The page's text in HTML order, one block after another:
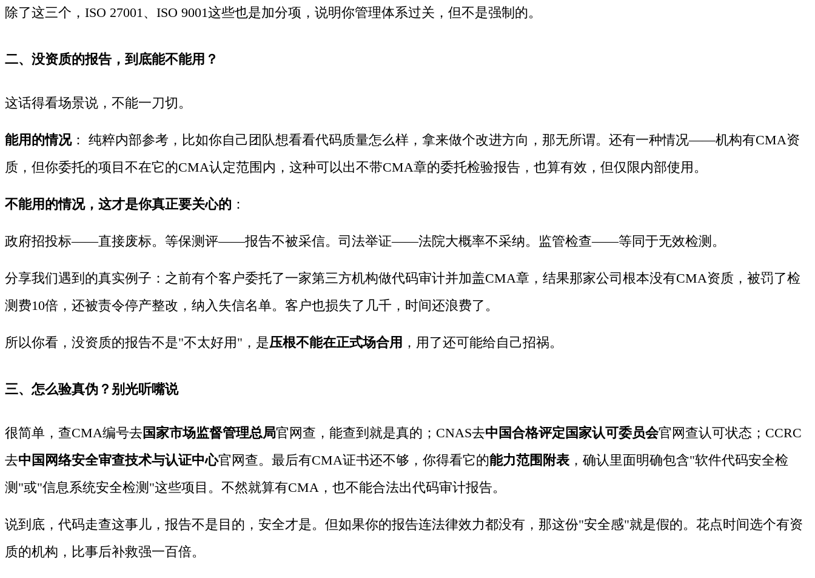
除了这三个，ISO 27001、ISO 9001这些也是加分项，说明你管理体系过关，但不是强制的。
二、没资质的报告，到底能不能用？
这话得看场景说，不能一刀切。
能用的情况： 纯粹内部参考，比如你自己团队想看看代码质量怎么样，拿来做个改进方向，那无所谓。还有一种情况——机构有CMA资
质，但你委托的项目不在它的CMA认定范围内，这种可以出不带CMA章的委托检验报告，也算有效，但仅限内部使用。
不能用的情况，这才是你真正要关心的 ：
政府招投标——直接废标。等保测评——报告不被采信。司法举证——法院大概率不采纳。监管检查——等同于无效检测。
分享我们遇到的真实例子：之前有个客户委托了一家第三方机构做代码审计并加盖CMA章，结果那家公司根本没有CMA资质， 被罚了检
测费10倍，还被责令停产整改，纳入失信名单。客户也损失了几千，时间还浪费了。
所以你看，没资质的报告不是"不太好用"，是压根不能在正式场合用 ，用了还可能给自己招祸。
三、怎么验真伪？别光听嘴说
很简单，查CMA编号去国家市场监督管理总局官网查，能查到就是真的；CNAS去中国合格评定国家认可委员会官网查认可状态；CCRC
去中国网络安全审查技术与认证中心官网查。最后有CMA证书还不够，你得看它的能力范围附表 ，确认里面明确包含"软件代码安全检
测"或"信息系统安全检测"这些项目。不然就算有CMA，也不能合法出代码审计报告。
说到底，代码走查这事儿，报告不是目的，安全才是。但如果你的报告连法律效力都没有，那这份"安全感"就是假的。花点时间选个有资
质的机构，比事后补救强一百倍。